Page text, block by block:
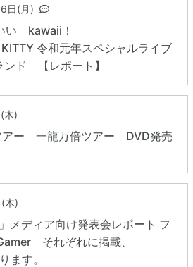
日(月)
い kawaii！
令和元年スペシャルライブ
ンド 【レポート】
木)
アー 一龍万倍ツアー DVD発売
木)
メディア向け発表会レポート フ
それぞれに掲載、
ます。